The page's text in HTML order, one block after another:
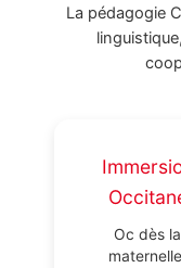
La pédagogie
Oc dès la